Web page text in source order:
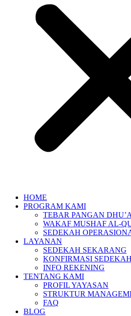
HOME
PROGRAM KAMI
TEBAR PANGAN
WAKAF MUSHAF AL-
SEDEKAH
LAYANAN
SEDEKAH SEKARANG
KONFIRMASI SEDEKAH
INFO REKENING
TENTANG KAMI
PROFIL YAYASAN
STRUKTUR
FAQ
BLOG